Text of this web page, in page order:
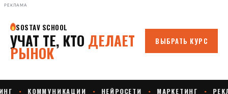
РЕКЛАМА